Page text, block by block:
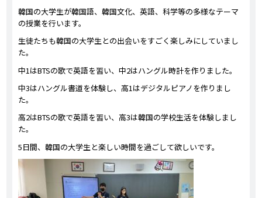
韓国の大学生が韓国語、韓国文化、英語、科学等の多様なテーマ
の授業を行います。
生徒たちも韓国の大学生との出会いをすごく楽しみにしていまし
た。
中1はBTSの歌で英語を習い、中2はハングル時計を作りました。
中3はハングル書道を体験し、高1はデジタルピアノを作りまし
た。
高2はBTSの歌で英語を習い、高3は韓国の学校生活を体験しまし
た。
5日間、韓国の大学生と楽しい時間を過ごして欲しいです。